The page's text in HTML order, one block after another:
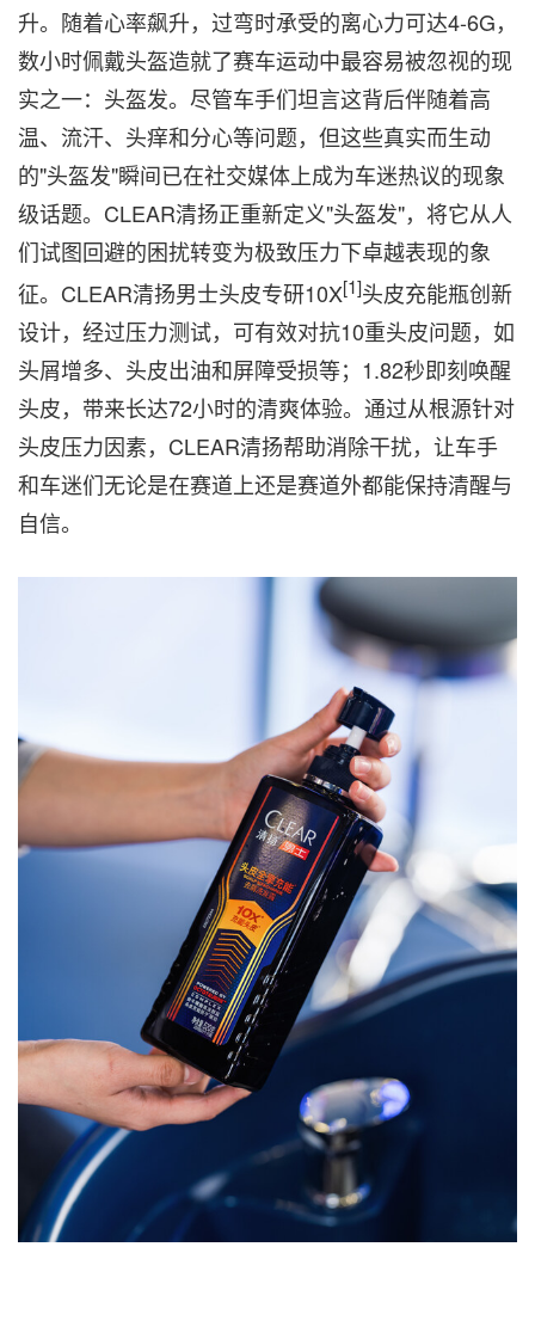
升。随着心率飙升，过弯时承受的离心力可达4-6G，
数小时佩戴头盔造就了赛车运动中最容易被忽视的现
实之一：头盔发。尽管车手们坦言这背后伴随着高
温、流汗、头痒和分心等问题，但这些真实而生动
的"头盔发"瞬间已在社交媒体上成为车迷热议的现象
级话题。CLEAR清扬正重新定义"头盔发"，将它从人
们试图回避的困扰转变为极致压力下卓越表现的象
征。CLEAR清扬男士头皮专研10X[1]头皮充能瓶创新
设计，经过压力测试，可有效对抗10重头皮问题，如
头屑增多、头皮出油和屏障受损等；1.82秒即刻唤醒
头皮，带来长达72小时的清爽体验。通过从根源针对
头皮压力因素，CLEAR清扬帮助消除干扰，让车手
和车迷们无论是在赛道上还是赛道外都能保持清醒与
自信。